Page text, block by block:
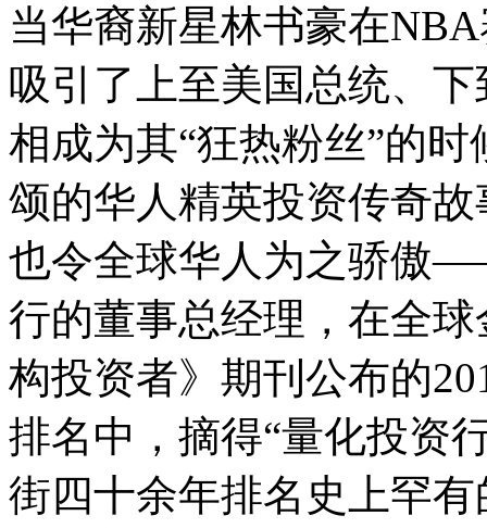
当华裔新星林书豪在
吸引了上至美国总统、
相成为其“狂热粉丝”的
颂的华人精英投资传奇
也令全球华人为之骄傲
行的董事总经理，在全
构投资者》期刊公布的
排名中，摘得“量化投资
街四十余年排名史上罕